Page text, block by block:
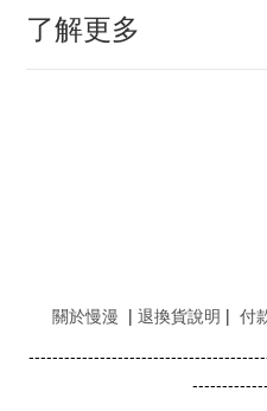
了解更多
關於慢漫 | 退換貨說明 | 付